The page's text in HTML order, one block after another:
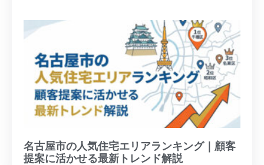
名古屋市の人気住宅エリアランキング｜顧客
提案に活かせる最新トレンド解説